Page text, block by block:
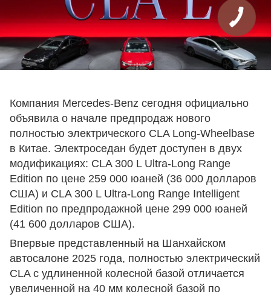
Компания Mercedes-Benz сегодня официально
объявила о начале предпродаж нового
полностью электрического CLA Long-Wheelbase
в Китае. Электроседан будет доступен в двух
модификациях: CLA 300 L Ultra-Long Range
Edition по цене 259 000 юаней (36 000 долларов
США) и CLA 300 L Ultra-Long Range Intelligent
Edition по предпродажной цене 299 000 юаней
(41 600 долларов США).
Впервые представленный на Шанхайском
автосалоне 2025 года, полностью электрический
CLA с удлиненной колесной базой отличается
увеличенной на 40 мм колесной базой по